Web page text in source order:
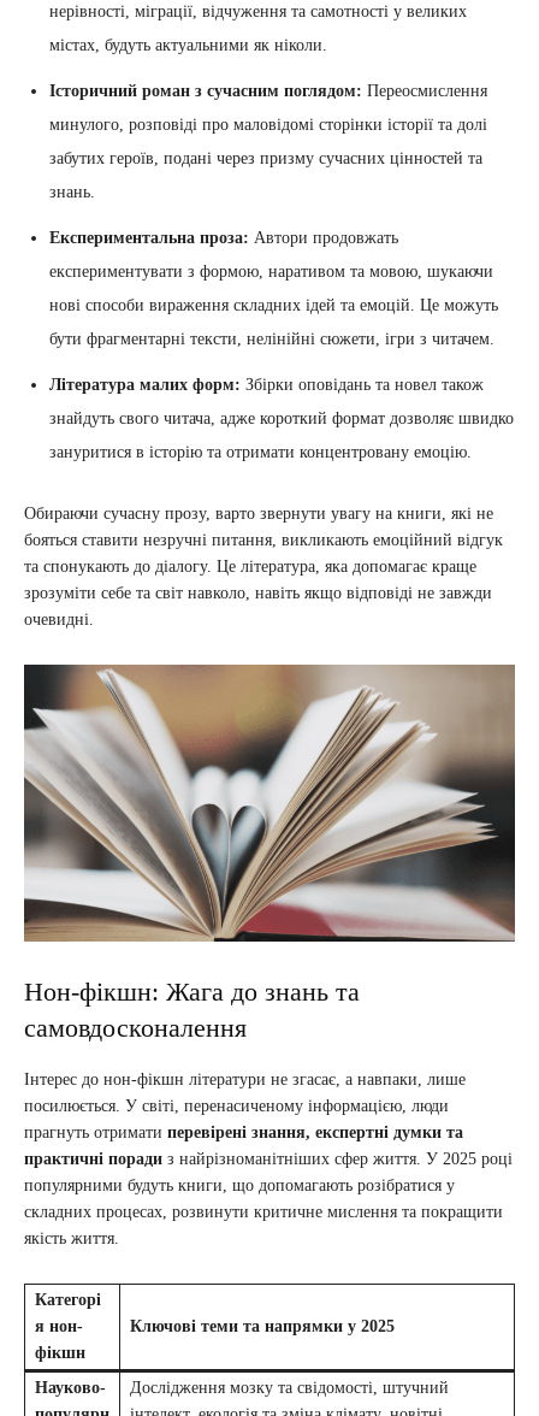
нерівності, міграції, відчуження та самотності у великих
містах, будуть актуальними як ніколи.
Історичний роман з сучасним поглядом: Переосмислення
минулого, розповіді про маловідомі сторінки історії та долі
забутих героїв, подані через призму сучасних цінностей та
знань.
Експериментальна проза: Автори продовжать
експериментувати з формою, наративом та мовою, шукаючи
нові способи вираження складних ідей та емоцій. Це можуть
бути фрагментарні тексти, нелінійні сюжети, ігри з читачем.
Література малих форм: Збірки оповідань та новел також
знайдуть свого читача, адже короткий формат дозволяє швидко
зануритися в історію та отримати концентровану емоцію.
Обираючи сучасну прозу, варто звернути увагу на книги, які не
бояться ставити незручні питання, викликають емоційний відгук
та спонукають до діалогу. Це література, яка допомагає краще
зрозуміти себе та світ навколо, навіть якщо відповіді не завжди
очевидні.
Нон-фікшн: Жага до знань та
самовдосконалення
Інтерес до нон-фікшн літератури не згасає, а навпаки, лише
посилюється. У світі, перенасиченому інформацією, люди
прагнуть отримати перевірені знання, експертні думки та
практичні поради з найрізноманітніших сфер життя. У 2025 році
популярними будуть книги, що допомагають розібратися у
складних процесах, розвинути критичне мислення та покращити
якість життя.
Категорі
я нон-
фікшн
Ключові теми та напрямки у 2025
Науково-
Дослідження мозку та свідомості, штучний